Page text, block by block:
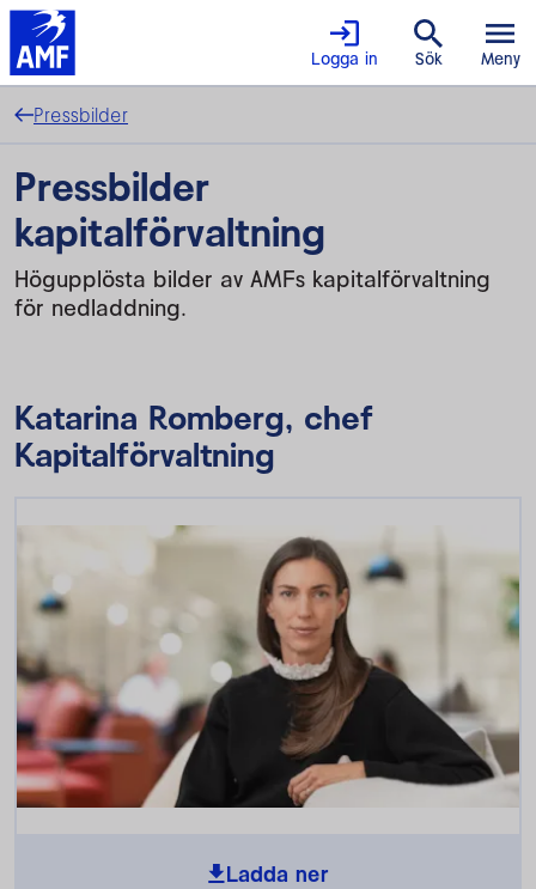
Logga in Sök Meny
Pressbilder
Pressbilder
kapitalförvaltning
Högupplösta bilder av AMFs kapitalförvaltning
för nedladdning.
Katarina Romberg, chef
Kapitalförvaltning
Ladda ner